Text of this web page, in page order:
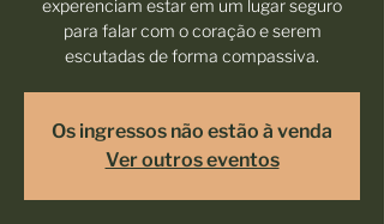
experenciam estar em um lugar seguro
para falar com o coração e serem
escutadas de forma compassiva.
Os ingressos não estão à venda
Ver outros eventos